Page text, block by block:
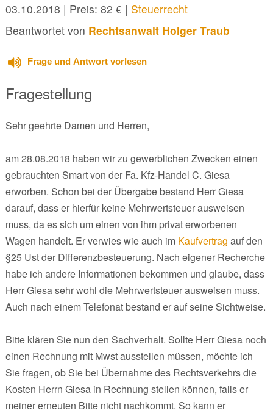
03.10.2018 | Preis: 82 € | Steuerrecht
Beantwortet von Rechtsanwalt Holger Traub
Frage und Antwort vorlesen
Fragestellung
Sehr geehrte Damen und Herren,
am 28.08.2018 haben wir zu gewerblichen Zwecken einen
gebrauchten Smart von der Fa. Kfz-Handel C. Giesa
erworben. Schon bei der Übergabe bestand Herr Giesa
darauf, dass er hierfür keine Mehrwertsteuer ausweisen
muss, da es sich um einen von ihm privat erworbenen
Wagen handelt. Er verwies wie auch im Kaufvertrag auf den
§25 Ust der Differenzbesteuerung. Nach eigener Recherche
habe ich andere Informationen bekommen und glaube, dass
Herr Giesa sehr wohl die Mehrwertsteuer ausweisen muss.
Auch nach einem Telefonat bestand er auf seine Sichtweise.
Bitte klären Sie nun den Sachverhalt. Sollte Herr Giesa noch
einen Rechnung mit Mwst ausstellen müssen, möchte ich
Sie fragen, ob Sie bei Übernahme des Rechtsverkehrs die
Kosten Herrn Giesa in Rechnung stellen können, falls er
meiner erneuten Bitte nicht nachkommt. So kann er